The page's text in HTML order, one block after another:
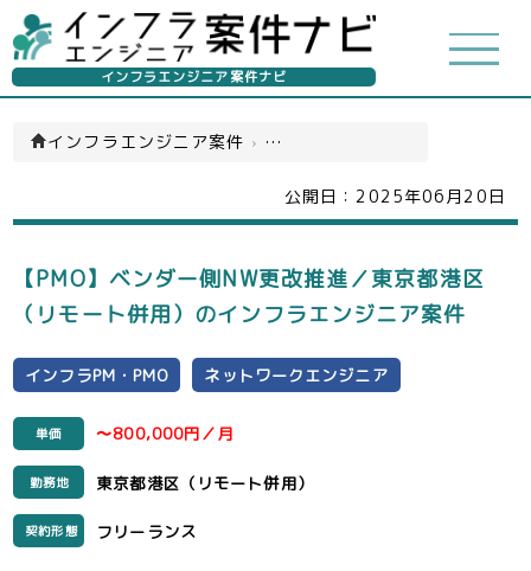
インフラエンジニア案件ナビ
インフラエンジニア案件 › インフラPM・PMO(一覧)
公開日： 2025年06月20日
【PMO】ベンダー側NW更改推進／東京都港区
（リモート併用）のインフラエンジニア案件
インフラPM・PMO ネットワークエンジニア
単価 〜800,000円／月
勤務地 東京都港区（リモート併用）
契約形態 フリーランス